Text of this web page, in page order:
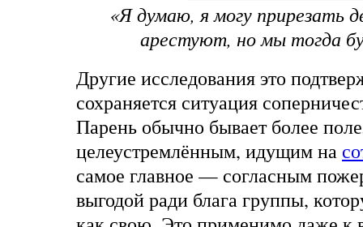
«Я думаю, я могу прирезать
арестуют, но мы тогда
Другие исследования это
сохраняется ситуация
Парень обычно бывает более
целеустремлённым, идущим на
самое главное — согласным
выгодой ради блага группы,